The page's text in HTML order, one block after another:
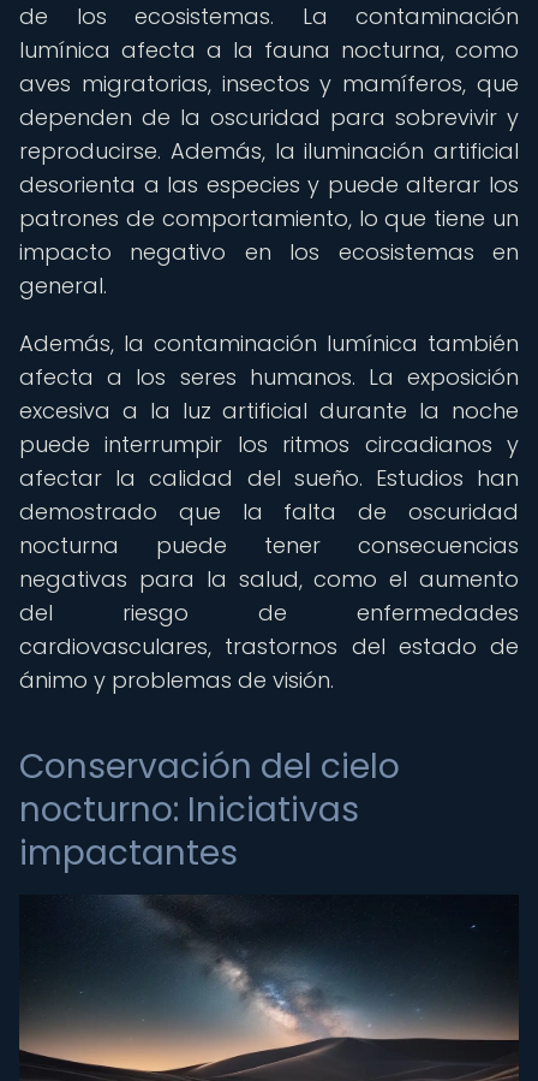
de los ecosistemas. La contaminación
lumínica afecta a la fauna nocturna, como
aves migratorias, insectos y mamíferos, que
dependen de la oscuridad para sobrevivir y
reproducirse. Además, la iluminación artificial
desorienta a las especies y puede alterar los
patrones de comportamiento, lo que tiene un
impacto negativo en los ecosistemas en
general.
Además, la contaminación lumínica también
afecta a los seres humanos. La exposición
excesiva a la luz artificial durante la noche
puede interrumpir los ritmos circadianos y
afectar la calidad del sueño. Estudios han
demostrado que la falta de oscuridad
nocturna puede tener consecuencias
negativas para la salud, como el aumento
del riesgo de enfermedades
cardiovasculares, trastornos del estado de
ánimo y problemas de visión.
Conservación del cielo
nocturno: Iniciativas
impactantes